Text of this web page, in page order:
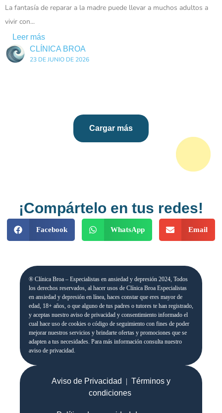
La fantasía de reparar a la madre puede llevar a muchos adultos a
vivir con...
Leer más
CLÍNICA BROA
23 DE JUNIO DE 2026
Cargar más
¡Compártelo en tus redes!
Facebook WhatsApp Email
Aviso de Privacidad | Términos y
condiciones
® Clínica Broa – Especialistas en ansiedad y depresión 2024, Todos
los derechos reservados, al hacer usos de Clínica Broa Especialistas
en ansiedad y depresión en línea, haces constar que eres mayor de
edad, 18+ años, o que alguno de tus padres o tutores te han registrado,
y aceptas nuestro aviso de privacidad y consentimiento informado el
cual hace uso de cookies o código de seguimiento con fines de poder
mejorar nuestros servicios y brindarte ofertas y promociones que se
adapten a tus necesidades. Para más información consulta nuestro
aviso de privacidad.